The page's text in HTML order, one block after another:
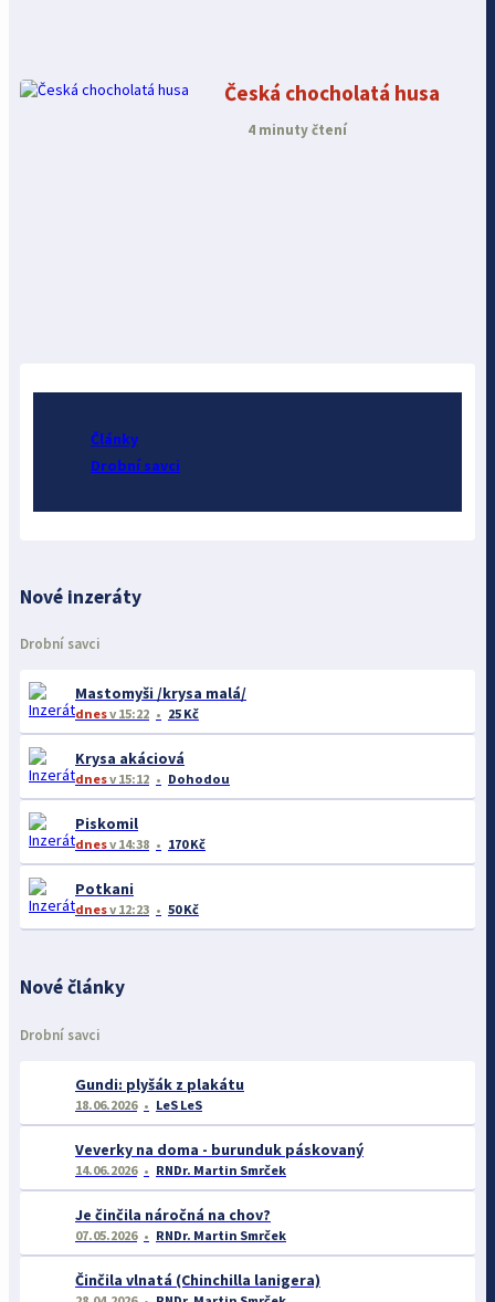
Česká chocholatá husa
4 minuty čtení
Články
Drobní savci
Nové inzeráty
Drobní savci
Mastomyši /krysa malá/
dnesv 15:22 25 Kč
Krysa akáciová
dnesv 15:12 Dohodou
Piskomil
dnesv 14:38 170 Kč
Potkani
dnesv 12:23 50 Kč
Nové články
Drobní savci
Gundi: plyšák z plakátu
18.06.2026 LeS LeS
Veverky na doma - burunduk páskovaný
14.06.2026 RNDr. Martin Smrček
Je činčila náročná na chov?
07.05.2026 RNDr. Martin Smrček
Činčila vlnatá (Chinchilla lanigera)